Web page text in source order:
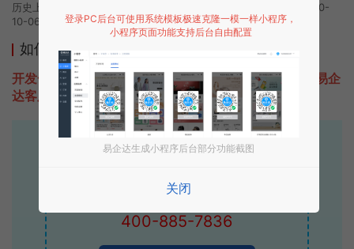
历史上的今时小程序由骚客视频团队开发，易企达小程序商店于2020-
10-06 19:47发布
如何开发类似骚客视频的小程序
开发一款类似骚客视频的小程序不难，只需要咨询本站易企
达客服即可为您定制开发，免费提供报价。
易企达10年行业沉淀！
立即拨打电话享优惠
400-885-7836
登录PC后台可使用系统模板极速克隆一模一样小程序，
小程序页面功能支持后台自由配置
易企达生成小程序后台部分功能截图
关闭